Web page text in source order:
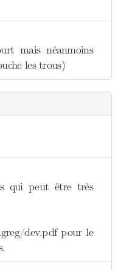
mais néanmoins
les trous)
qui peut être très
dev.pdf pour le